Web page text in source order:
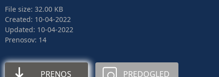
File size: 32.00 KB
Created: 10-04-2022
Updated: 10-04-2022
Prenosov: 14
PRENOS PREDOGLED